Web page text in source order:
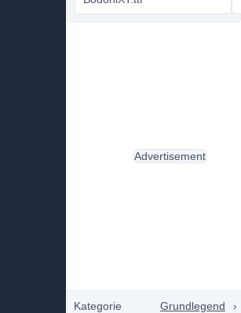
Kategorie Grundlegend ›
Advertisement